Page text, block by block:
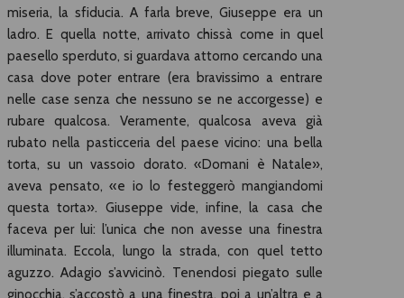
miseria, la sfiducia. A farla breve, Giuseppe era un
ladro. E quella notte, arrivato chissà come in quel
paesello sperduto, si guardava attorno cercando una
casa dove poter entrare (era bravissimo a entrare
nelle case senza che nessuno se ne accorgesse) e
rubare qualcosa. Veramente, qualcosa aveva già
rubato nella pasticceria del paese vicino: una bella
torta, su un vassoio dorato. «Domani è Natale»,
aveva pensato, «e io lo festeggerò mangiandomi
questa torta». Giuseppe vide, infine, la casa che
faceva per lui: l’unica che non avesse una finestra
illuminata. Eccola, lungo la strada, con quel tetto
aguzzo. Adagio s’avvicinò. Tenendosi piegato sulle
ginocchia, s’accostò a una finestra, poi a un’altra e a